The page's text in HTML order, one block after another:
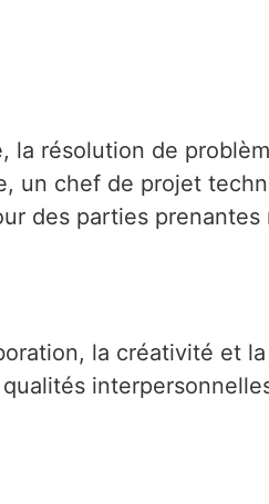
résolution de
un chef de projet
des parties
la créativité et